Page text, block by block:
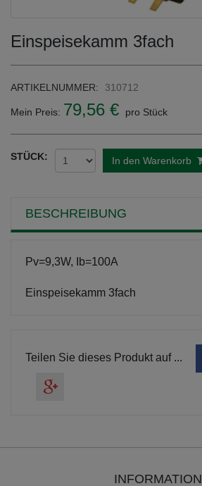
Einspeisekamm 3fach
ARTIKELNUMMER: 310712
Mein Preis: 79,56 € pro Stück
STÜCK: In den Warenkorb
BESCHREIBUNG
Pv=9,3W, Ib=100A
Einspeisekamm 3fach
Teilen Sie dieses Produkt auf ...
INFORMATION